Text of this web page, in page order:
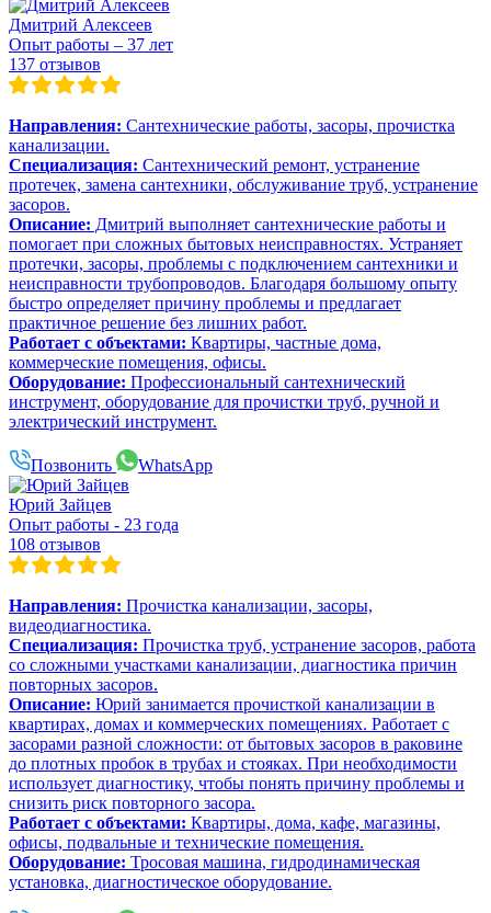
Дмитрий Алексеев
Опыт работы – 37 лет
137 отзывов
Направления: Сантехнические работы, засоры, прочистка
канализации.
Специализация: Сантехнический ремонт, устранение
протечек, замена сантехники, обслуживание труб, устранение
засоров.
Описание: Дмитрий выполняет сантехнические работы и
помогает при сложных бытовых неисправностях. Устраняет
протечки, засоры, проблемы с подключением сантехники и
неисправности трубопроводов. Благодаря большому опыту
быстро определяет причину проблемы и предлагает
практичное решение без лишних работ.
Работает с объектами: Квартиры, частные дома,
коммерческие помещения, офисы.
Оборудование: Профессиональный сантехнический
инструмент, оборудование для прочистки труб, ручной и
электрический инструмент.
Позвонить WhatsApp
Юрий Зайцев
Опыт работы - 23 года
108 отзывов
Направления: Прочистка канализации, засоры,
видеодиагностика.
Специализация: Прочистка труб, устранение засоров, работа
со сложными участками канализации, диагностика причин
повторных засоров.
Описание: Юрий занимается прочисткой канализации в
квартирах, домах и коммерческих помещениях. Работает с
засорами разной сложности: от бытовых засоров в раковине
до плотных пробок в трубах и стояках. При необходимости
использует диагностику, чтобы понять причину проблемы и
снизить риск повторного засора.
Работает с объектами: Квартиры, дома, кафе, магазины,
офисы, подвальные и технические помещения.
Оборудование: Тросовая машина, гидродинамическая
установка, диагностическое оборудование.